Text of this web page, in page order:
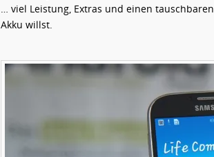
… viel Leistung, Extras und einen tauschbaren
Akku willst.